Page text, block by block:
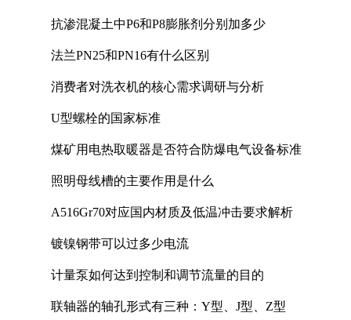
抗渗混凝土中P6和P8膨胀剂分别加多少
法兰PN25和PN16有什么区别
消费者对洗衣机的核心需求调研与分析
U型螺栓的国家标准
煤矿用电热取暖器是否符合防爆电气设备标准
照明母线槽的主要作用是什么
A516Gr70对应国内材质及低温冲击要求解析
镀镍钢带可以过多少电流
计量泵如何达到控制和调节流量的目的
联轴器的轴孔形式有三种：Y型、J型、Z型